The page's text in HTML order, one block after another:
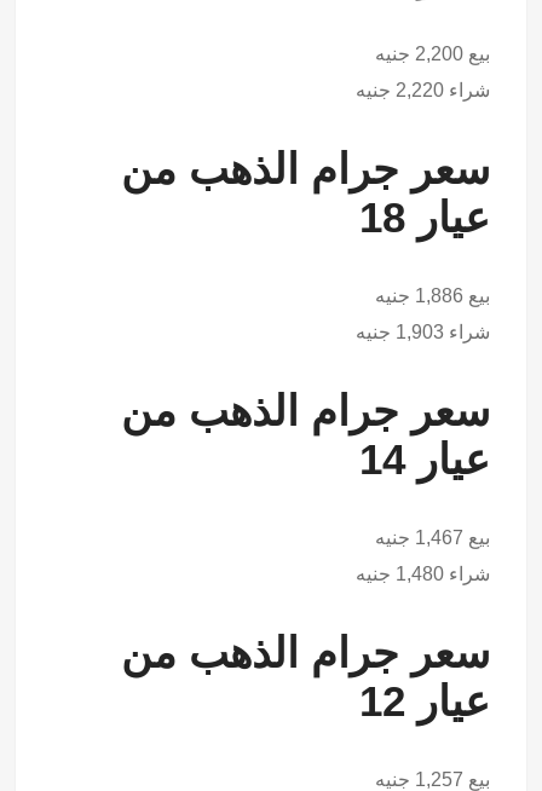
بيع 2,200 جنيه
شراء 2,220 جنيه
سعر جرام الذهب من
عيار 18
بيع 1,886 جنيه
شراء 1,903 جنيه
سعر جرام الذهب من
عيار 14
بيع 1,467 جنيه
شراء 1,480 جنيه
سعر جرام الذهب من
عيار 12
بيع 1,257 جنيه